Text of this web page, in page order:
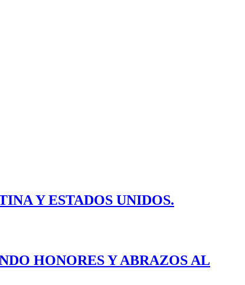
Y ESTADOS UNIDOS.
HONORES Y ABRAZOS AL